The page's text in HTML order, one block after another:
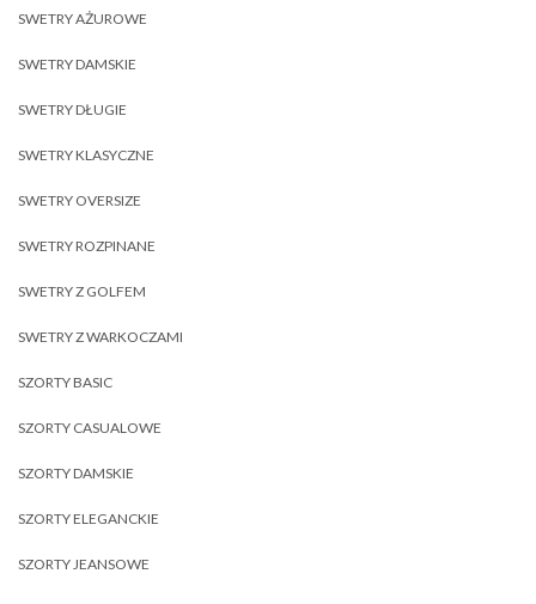
SWETRY AŻUROWE
SWETRY DAMSKIE
SWETRY DŁUGIE
SWETRY KLASYCZNE
SWETRY OVERSIZE
SWETRY ROZPINANE
SWETRY Z GOLFEM
SWETRY Z WARKOCZAMI
SZORTY BASIC
SZORTY CASUALOWE
SZORTY DAMSKIE
SZORTY ELEGANCKIE
SZORTY JEANSOWE